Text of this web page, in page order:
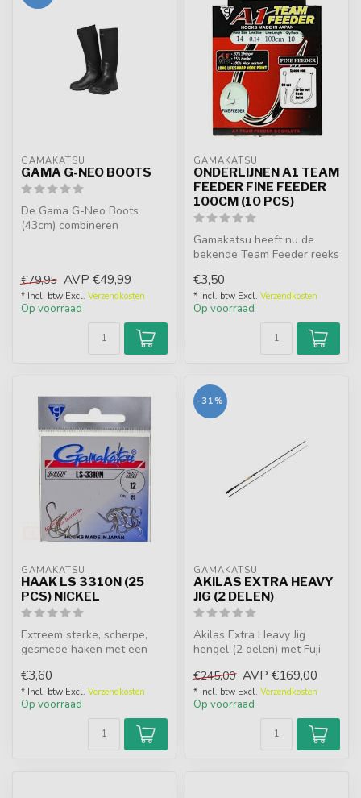
GAMAKATSU
GAMA G-NEO BOOTS
De Gama G-Neo Boots
(43cm) combineren
€79,95 AVP €49,99
* Incl. btw Excl. Verzendkosten
Op voorraad
GAMAKATSU
ONDERLIJNEN A1 TEAM
FEEDER FINE FEEDER
100CM (10 PCS)
Gamakatsu heeft nu de
bekende Team Feeder reeks
kwaliteit o...
€3,50
* Incl. btw Excl. Verzendkosten
Op voorraad
GAMAKATSU
HAAK LS 3310N (25
PCS) NICKEL
Extreem sterke, scherpe,
gesmede haken met een
alle s...
€3,60
* Incl. btw Excl. Verzendkosten
Op voorraad
-31%
GAMAKATSU
AKILAS EXTRA HEAVY
JIG (2 DELEN)
Akilas Extra Heavy Jig
hengel (2 delen) met Fuji
Fuji VS...
€245,00 AVP €169,00
* Incl. btw Excl. Verzendkosten
Op voorraad